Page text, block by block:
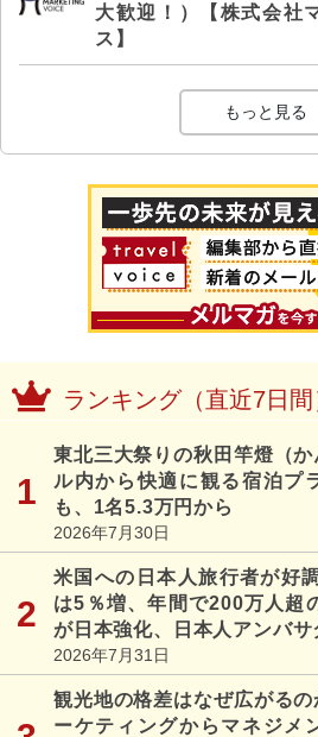
大歓迎！）【株式会社
ス】
もっと見る
ランキング（直近7日間
東北三大祭りの秋田竿燈（
ル内から快適に観る宿泊プ
も、1名5.3万円から
2026年7月30日
米国への日本人旅行者が好
は5％増、年間で200万人超
が日本強化、日本人アンバサ
2026年7月31日
観光地の格差はなぜ広がる
ーケティングからマネジメ